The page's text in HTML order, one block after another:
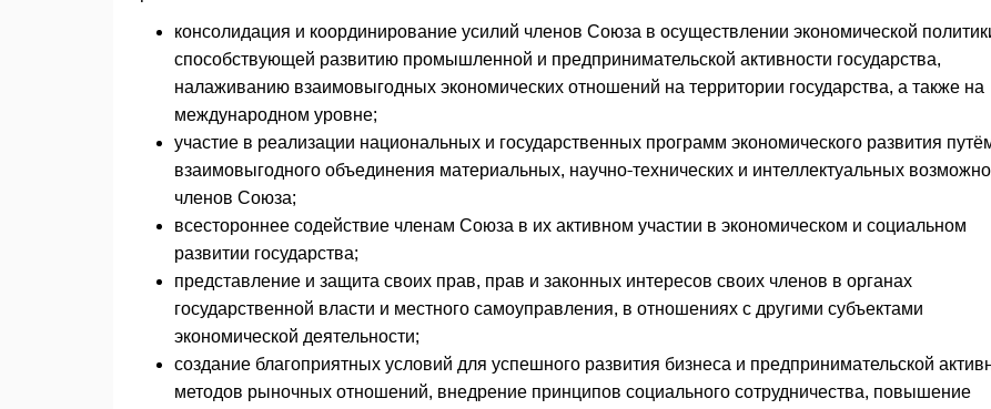
консолидация и координирование усилий членов Союза в осуществлении экономической
способствующей развитию промышленной и предпринимательской активности государства,
налаживанию взаимовыгодных экономических отношений на территории государства, а также на
международном уровне;
участие в реализации национальных и государственных программ экономического развития
взаимовыгодного объединения материальных, научно-технических и интеллектуальных
членов Союза;
всестороннее содействие членам Союза в их активном участии в экономическом и социальном
развитии государства;
представление и защита своих прав, прав и законных интересов своих членов в органах
государственной власти и местного самоуправления, в отношениях с другими субъектами
экономической деятельности;
создание благоприятных условий для успешного развития бизнеса и предпринимательской
методов рыночных отношений, внедрение принципов социального сотрудничества, повышение